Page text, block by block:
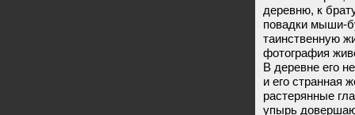
деревню, к
повадки мыши-
таинственную
фотография
В деревне его
и его странная
растерянные
упырь